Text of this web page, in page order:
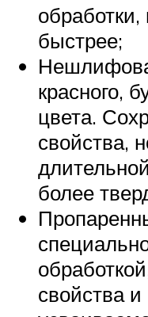
обработки,
быстрее;
красного,
цвета.
свойства,
более
свойства